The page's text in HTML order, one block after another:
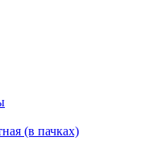
(в пачках)